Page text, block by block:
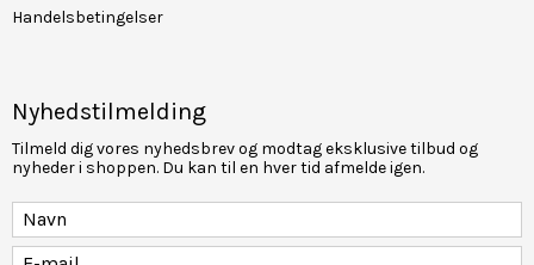
Handelsbetingelser
Nyhedstilmelding
Tilmeld dig vores nyhedsbrev og modtag eksklusive tilbud og
nyheder i shoppen. Du kan til en hver tid afmelde igen.